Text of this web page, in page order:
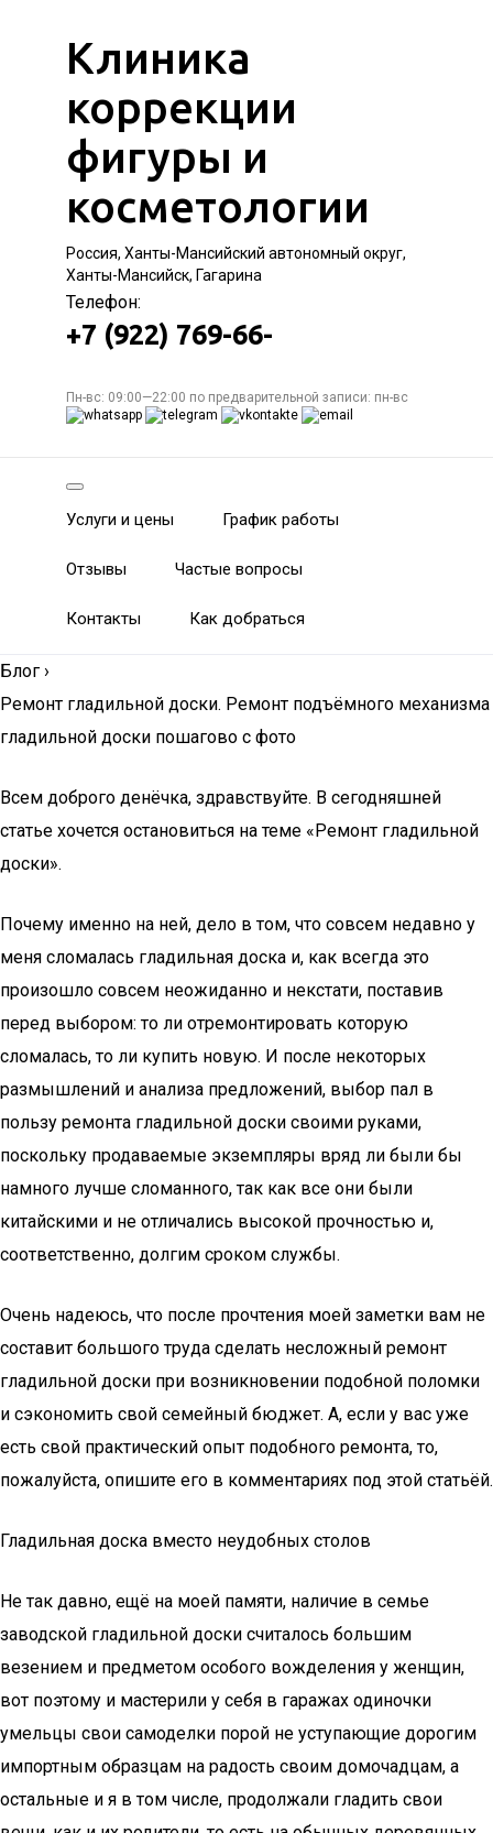
Клиника
коррекции
фигуры и
косметологии
Россия, Ханты-Мансийский автономный округ,
Ханты-Мансийск, Гагарина
Телефон:
+7 (922) 769-66-
Пн-вс: 09:00—22:00 по предварительной записи: пн-вс
Услуги и цены График работы
Отзывы Частые вопросы
Контакты Как добраться
Блог ›
Ремонт гладильной доски. Ремонт подъёмного механизма
гладильной доски пошагово с фото
Всем доброго денёчка, здравствуйте. В сегодняшней
статье хочется остановиться на теме «Ремонт гладильной
доски».
Почему именно на ней, дело в том, что совсем недавно у
меня сломалась гладильная доска и, как всегда это
произошло совсем неожиданно и некстати, поставив
перед выбором: то ли отремонтировать которую
сломалась, то ли купить новую. И после некоторых
размышлений и анализа предложений, выбор пал в
пользу ремонта гладильной доски своими руками,
поскольку продаваемые экземпляры вряд ли были бы
намного лучше сломанного, так как все они были
китайскими и не отличались высокой прочностью и,
соответственно, долгим сроком службы.
Очень надеюсь, что после прочтения моей заметки вам не
составит большого труда сделать несложный ремонт
гладильной доски при возникновении подобной поломки
и сэкономить свой семейный бюджет. А, если у вас уже
есть свой практический опыт подобного ремонта, то,
пожалуйста, опишите его в комментариях под этой статьёй.
Гладильная доска вместо неудобных столов
Не так давно, ещё на моей памяти, наличие в семье
заводской гладильной доски считалось большим
везением и предметом особого вожделения у женщин,
вот поэтому и мастерили у себя в гаражах одиночки
умельцы свои самоделки порой не уступающие дорогим
импортным образцам на радость своим домочадцам, а
остальные и я в том числе, продолжали гладить свои